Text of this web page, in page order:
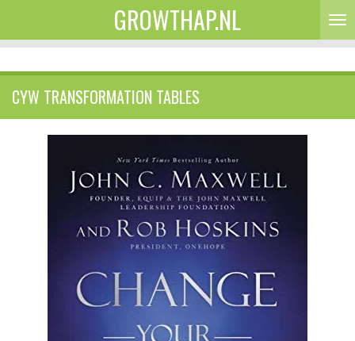
direct
hoofdinhoud
GROWTHAP.NL
CYW TRANSFORMATION TABLES